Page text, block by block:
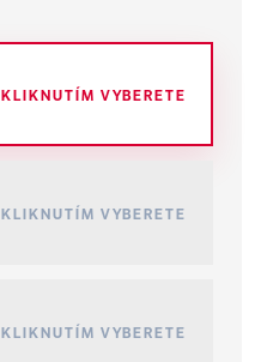
KLIKNUTÍM VYBERETE
KLIKNUTÍM VYBERETE
KLIKNUTÍM VYBERETE